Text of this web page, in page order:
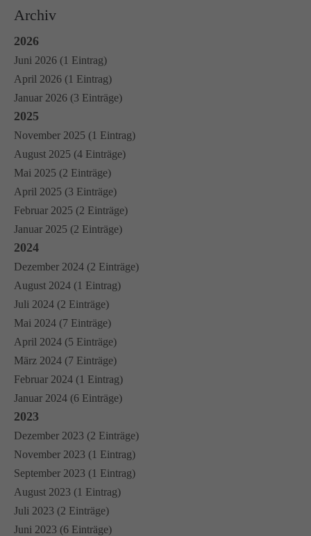
Archiv
2026
Juni 2026 (1 Eintrag)
April 2026 (1 Eintrag)
Januar 2026 (3 Einträge)
2025
November 2025 (1 Eintrag)
August 2025 (4 Einträge)
Mai 2025 (2 Einträge)
April 2025 (3 Einträge)
Februar 2025 (2 Einträge)
Januar 2025 (2 Einträge)
2024
Dezember 2024 (2 Einträge)
August 2024 (1 Eintrag)
Juli 2024 (2 Einträge)
Mai 2024 (7 Einträge)
April 2024 (5 Einträge)
März 2024 (7 Einträge)
Februar 2024 (1 Eintrag)
Januar 2024 (6 Einträge)
2023
Dezember 2023 (2 Einträge)
November 2023 (1 Eintrag)
September 2023 (1 Eintrag)
August 2023 (1 Eintrag)
Juli 2023 (2 Einträge)
Juni 2023 (6 Einträge)